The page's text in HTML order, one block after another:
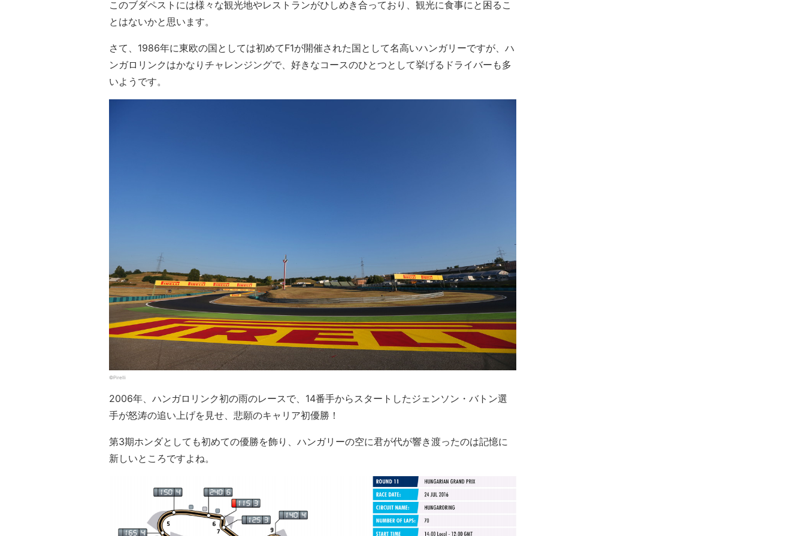
このブダペストには様々な観光地やレストランがひしめき合っており、観光に食事にと困るこ
とはないかと思います。
さて、1986年に東欧の国としては初めてF1が開催された国として名高いハンガリーですが、ハ
ンガロリンクはかなりチャレンジングで、好きなコースのひとつとして挙げるドライバーも多
いようです。
©Pirelli
2006年、ハンガロリンク初の雨のレースで、14番手からスタートしたジェンソン・バトン選
手が怒涛の追い上げを見せ、悲願のキャリア初優勝！
第3期ホンダとしても初めての優勝を飾り、ハンガリーの空に君が代が響き渡ったのは記憶に
新しいところですよね。